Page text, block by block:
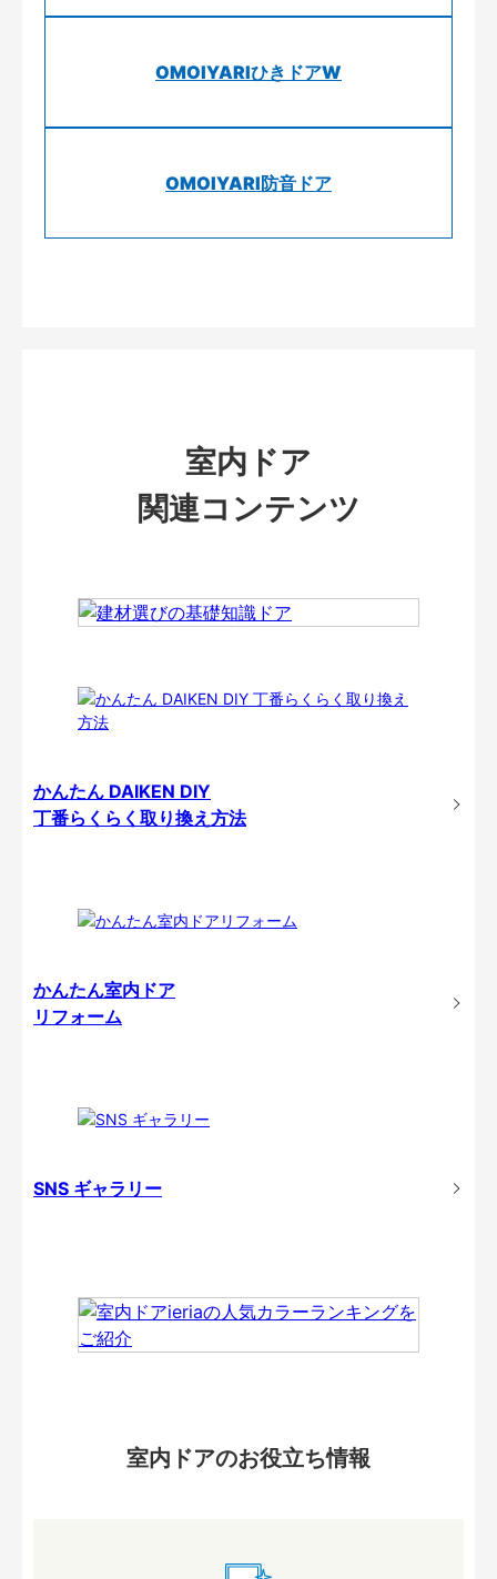
OMOIYARIひきドアW
OMOIYARI防音ドア
室内ドア
関連コンテンツ
かんたん DAIKEN DIY
丁番らくらく取り換え方法
かんたん室内ドア
リフォーム
SNS ギャラリー
室内ドアのお役立ち情報